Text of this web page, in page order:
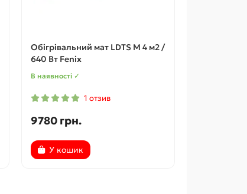
Обігрівальний мат LDTS M 4 м2 /
640 Вт Fenix
В наявності ✓
1 отзив
9780 грн.
У кошик